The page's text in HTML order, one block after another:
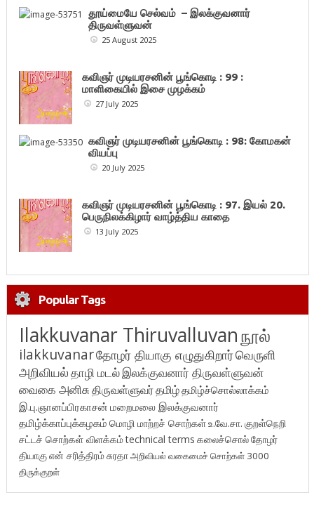
தூய்மையே செல்வம் – இலக்குவனார்
திருவள்ளுவன்
25 August 2025
கவிஞர் முடியரசனின் பூங்கொடி : 99 :
மாளிகையில் இசை முழக்கம்
27 July 2025
கவிஞர் முடியரசனின் பூங்கொடி : 98: கோமகன்
வியப்பு
20 July 2025
கவிஞர் முடியரசனின் பூங்கொடி : 97. இயல் 20.
பெருநிலக்கிழார் வாழ்த்திய காதை
13 July 2025
Popular Tags
Ilakkuvanar Thiruvalluvanநூல்
ilakkuvanarதோழர் தியாகு எழுதுகிறார்வெருளி
அறிவியல்தாழி மடல்இலக்குவனார் திருவள்ளுவன்
வைகை அனிசுதிருவள்ளுவர்தமிழ்தமிழ்ச்சொல்லாக்கம்
இ.பு.ஞானப்பிரகாசன் மறைமலை இலக்குவனார்
தமிழ்க்காப்புக்கழகம் மொழி மாற்றச் சொற்கள்உ.வே.சா. குறள்நெறி
சட்டச் சொற்கள் விளக்கம்technical terms கலைச்சொல்தோழர்
தியாகுஎன் சரித்திரம்சுரதாஅறிவியல் வகைமைச் சொற்கள் 3000
திருக்குறள்